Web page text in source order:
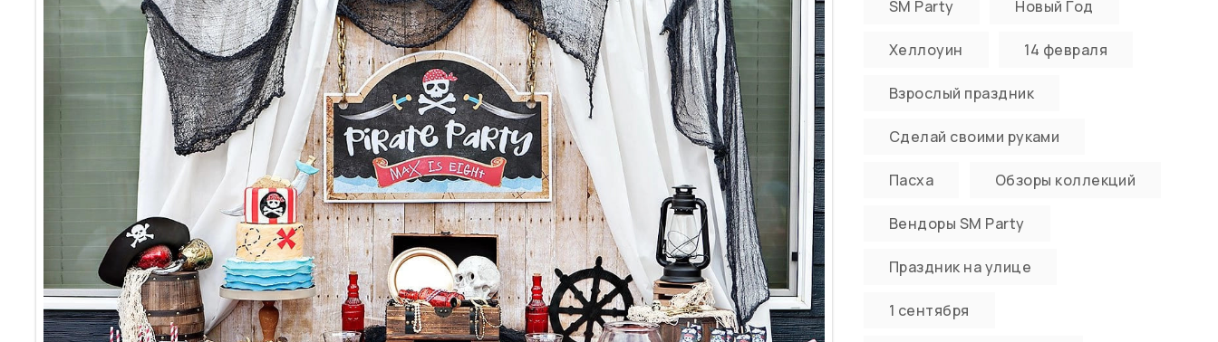
SM Party Новый Год
Хеллоуин 14 февраля
Взрослый праздник
Сделай своими руками
Пасха Обзоры коллекций
Вендоры SM Party
Праздник на улице
1 сентября